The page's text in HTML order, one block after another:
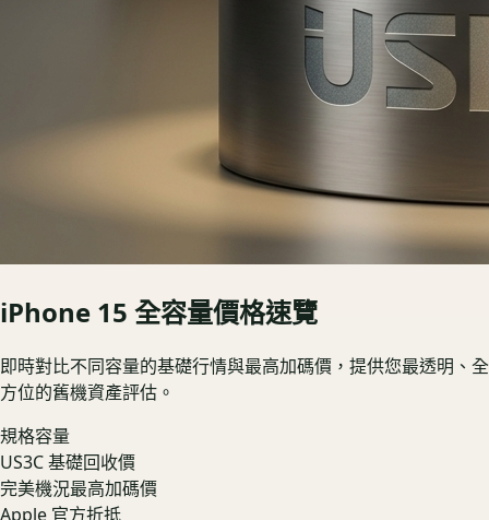
iPhone 15 全容量價格速覽
即時對比不同容量的基礎行情與最高加碼價，提供您最透明、全
方位的舊機資產評估。
規格容量
US3C 基礎回收價
完美機況最高加碼價
Apple 官方折抵